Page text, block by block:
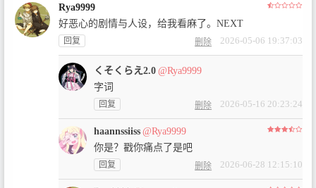
Rya9999
好恶心的剧情与人设，给我看麻了。NEXT
回复 删除 2026-05-06 19:37:03
くそくらえ2.0 @Rya9999
字词
回复 删除 2026-05-16 20:23:24
haannssiiss @Rya9999
你是？戳你痛点了是吧
回复 删除 2026-06-28 12:15:10